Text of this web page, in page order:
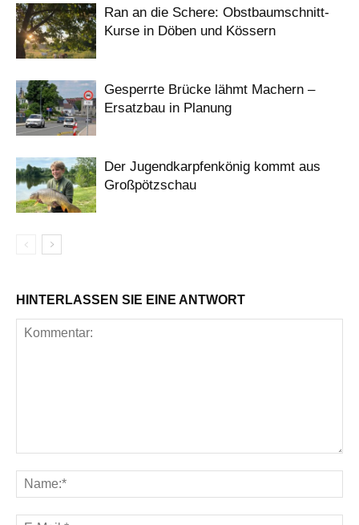
Ran an die Schere: Obstbaumschnitt-
Kurse in Döben und Kössern
Gesperrte Brücke lähmt Machern –
Ersatzbau in Planung
Der Jugendkarpfenkönig kommt aus
Großpötzschau
HINTERLASSEN SIE EINE ANTWORT